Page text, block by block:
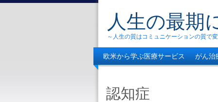
人生の最期
～人生の質はコミュニケーションの質で
欧米から学ぶ医療サービス がん治
認知症